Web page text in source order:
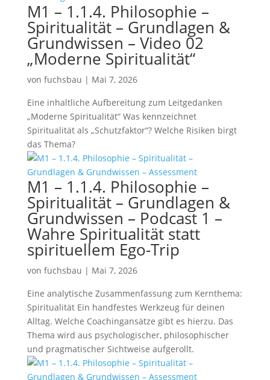
M1 – 1.1.4. Philosophie –
Spiritualität – Grundlagen &
Grundwissen – Video 02
„Moderne Spiritualität“
von fuchsbau | Mai 7, 2026
Eine inhaltliche Aufbereitung zum Leitgedanken
„Moderne Spiritualität“ Was kennzeichnet
Spiritualität als „Schutzfaktor“? Welche Risiken birgt
das Thema?
M1 – 1.1.4. Philosophie –
Spiritualität – Grundlagen &
Grundwissen – Podcast 1 –
Wahre Spiritualität statt
spirituellem Ego-Trip
von fuchsbau | Mai 7, 2026
Eine analytische Zusammenfassung zum Kernthema:
Spiritualität Ein handfestes Werkzeug für deinen
Alltag. Welche Coachingansätze gibt es hierzu. Das
Thema wird aus psychologischer, philosophischer
und pragmatischer Sichtweise aufgerollt.